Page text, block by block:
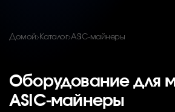
Домой Каталог ASIC-майнеры
Оборудование для
ASIC-майнеры